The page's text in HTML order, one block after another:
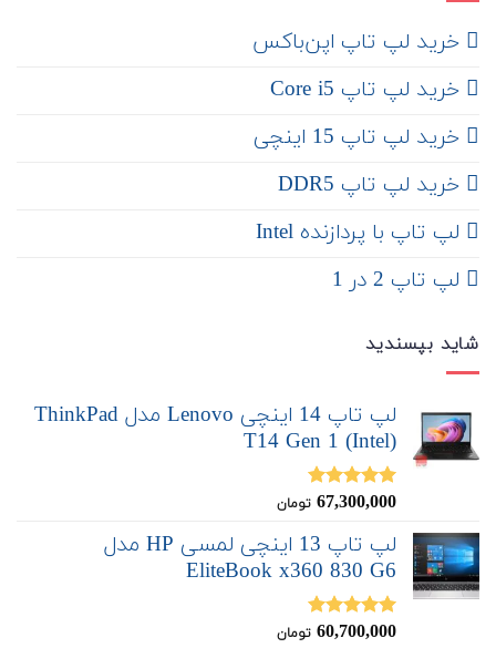
‌ خرید لپ تاپ اپن‌باکس
خرید لپ تاپ Core i5
‌‌ خرید لپ تاپ 15 اینچی
خرید لپ تاپ DDR5
لپ تاپ با پردازنده Intel
لپ تاپ 2 در 1
شاید بپسندید
لپ تاپ 14 اینچی Lenovo مدل ThinkPad
T14 Gen 1 (Intel)
نمره5.00
67,300,000 تومان
لپ تاپ 13 اینچی لمسی HP مدل
EliteBook x360 830 G6
نمره5.00
60,700,000 تومان